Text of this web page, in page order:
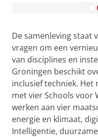
De samenleving staat
vragen om een
van disciplines en
Groningen beschikt
inclusief techniek.
met vier Schools voor
werken aan vier
energie en klimaat,
Intelligentie,